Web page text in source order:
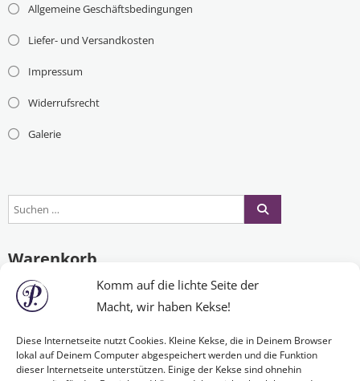
Komm auf die lichte Seite der
Macht, wir haben Kekse!
Diese Internetseite nutzt Cookies. Kleine Kekse, die in Deinem Browser
lokal auf Deinem Computer abgespeichert werden und die Funktion
dieser Internetseite unterstützen. Einige der Kekse sind ohnehin
Allgemeine Geschäftsbedingungen
Liefer- und Versandkosten
Impressum
Widerrufsrecht
Galerie
Warenkorb
Es befinden sich keine Produkte im Warenkorb.